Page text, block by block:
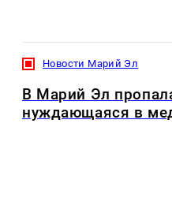
Новости Марий Эл
В Марий Эл
нуждающаяся в